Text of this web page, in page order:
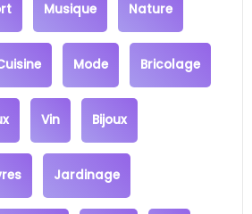
Musique Nature
Mode Bricolage
Vin Bijoux
Jardinage